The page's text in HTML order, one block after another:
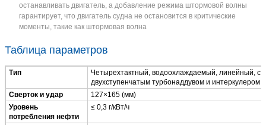
останавливать двигатель, а добавление режима штормовой волны
гарантирует, что двигатель судна не остановится в критические
моменты, такие как штормовая волна
Таблица параметров
Тип
Четырехтактный, водоохлаждаемый, линейный, с
двухступенчатым турбонаддувом и интеркулером
Сверток и удар
127×165 (мм)
Уровень
потребления нефти
≤ 0,3 г/кВт/ч